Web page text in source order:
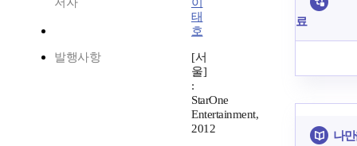
저자
이
태
호
발행사항
[서
울]
:
StarOne
Entertainment,
2012
료
나